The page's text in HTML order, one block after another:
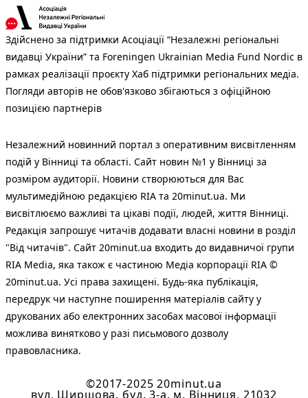
Здійснено за підтримки Асоціації “Незалежні регіональні
видавці України” та Foreningen Ukrainian Media Fund Nordic в
рамках реалізації проєкту Хаб підтримки регіональних медіа.
Погляди авторів не обов'язково збігаються з офіційною
позицією партнерів
Незалежний новинний портал з оперативним висвітленням
подій у Вінниці та області. Сайт новин №1 у Вінниці за
розміром аудиторії. Новини створюються для Вас
мультимедійною редакцією RIA та 20minut.ua. Ми
висвітлюємо важливі та цікаві події, людей, життя Вінниці.
Редакція запрошує читачів додавати власні новини в розділ
"Від читачів". Сайт 20minut.ua входить до видавничої групи
RIA Media, яка також є частиною Медіа корпорації RIA ©
20minut.ua. Усі права захищені. Будь-яка публiкацiя,
передрук чи наступне поширення матеріалів сайту у
друкованих або електронних засобах масової інформації
можлива винятково у разі письмового дозволу
правовласника.
©2017-2025 20minut.ua
вул. Ширшова, буд. 3-а, м. Вінниця, 21032